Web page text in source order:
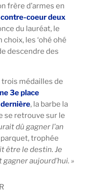
frère d’armes en
contre-coeur deux
du lauréat, le
les ‘ohé ohé
descendre des
médailles de
3e place
dernière, la barbe la
se retrouve sur le
dû gagner l’an
trophée
être le destin. Je
aujourd’hui. »